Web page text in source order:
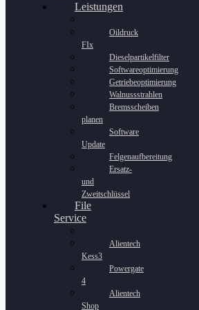
Leistungen
Oildruck
FIx
Dieselpartikelfilter
Softwareoptimierung
Getriebeoptimierung
Walnussstrahlen
Bremsscheiben
planen
Software
Update
Felgenaufbereitung
Ersatz-
und
Zweitschlüssel
File
Service
Alientech
Kess3
Powergate
4
Alientech
Shop